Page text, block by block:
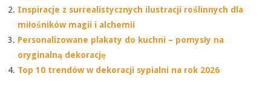
Inspiracje z surrealistycznych ilustracji roślinnych dla
miłośników magii i alchemii
Personalizowane plakaty do kuchni – pomysły na
oryginalną dekorację
Top 10 trendów w dekoracji sypialni na rok 2026